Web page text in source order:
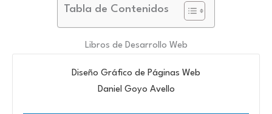
Tabla de Contenidos
Libros de Desarrollo Web
Diseño Gráfico de Páginas Web
Daniel Goyo Avello